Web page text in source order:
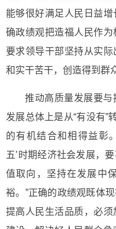
能够很好满足人民日益
确政绩观把造福人民作
要求领导干部坚持从实
和实干苦干，创造得到群
推动高质量发展要
发展总体上是从“有没有”
的有机结合和相得益彰
五’时期经济社会发展，
值取向，坚持在发展中
裕。”正确的政绩观既体
提高人民生活品质，必